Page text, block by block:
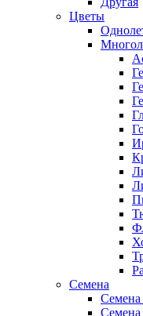
Цветы
Семена
Семена